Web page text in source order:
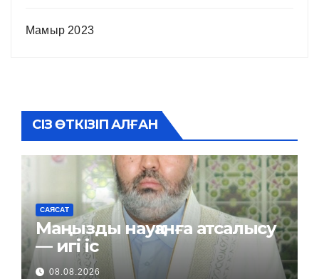
Мамыр 2023
СІЗ ӨТКІЗІП АЛҒАН
САЯСАТ
Маңызды науқанға атсалысу
— игі іс
08.08.2026